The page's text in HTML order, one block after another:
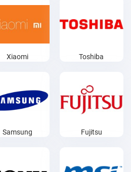
Xiaomi Toshiba
Samsung Fujitsu